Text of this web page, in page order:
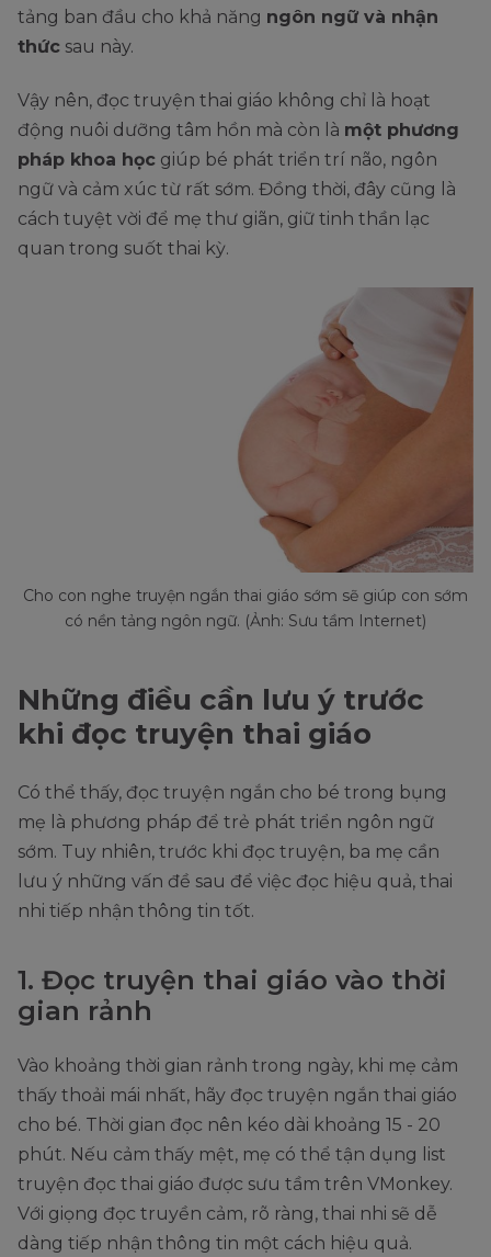
tảng ban đầu cho khả năng ngôn ngữ và nhận
thức sau này.
Vậy nên, đọc truyện thai giáo không chỉ là hoạt
động nuôi dưỡng tâm hồn mà còn là một phương
pháp khoa học giúp bé phát triển trí não, ngôn
ngữ và cảm xúc từ rất sớm. Đồng thời, đây cũng là
cách tuyệt vời để mẹ thư giãn, giữ tinh thần lạc
quan trong suốt thai kỳ.
Cho con nghe truyện ngắn thai giáo sớm sẽ giúp con sớm
có nền tảng ngôn ngữ. (Ảnh: Sưu tầm Internet)
Những điều cần lưu ý trước
khi đọc truyện thai giáo
Có thể thấy, đọc truyện ngắn cho bé trong bụng
mẹ là phương pháp để trẻ phát triển ngôn ngữ
sớm. Tuy nhiên, trước khi đọc truyện, ba mẹ cần
lưu ý những vấn đề sau để việc đọc hiệu quả, thai
nhi tiếp nhận thông tin tốt.
1. Đọc truyện thai giáo vào thời
gian rảnh
Vào khoảng thời gian rảnh trong ngày, khi mẹ cảm
thấy thoải mái nhất, hãy đọc truyện ngắn thai giáo
cho bé. Thời gian đọc nên kéo dài khoảng 15 - 20
phút. Nếu cảm thấy mệt, mẹ có thể tận dụng list
truyện đọc thai giáo được sưu tầm trên VMonkey.
Với giọng đọc truyền cảm, rõ ràng, thai nhi sẽ dễ
dàng tiếp nhận thông tin một cách hiệu quả.